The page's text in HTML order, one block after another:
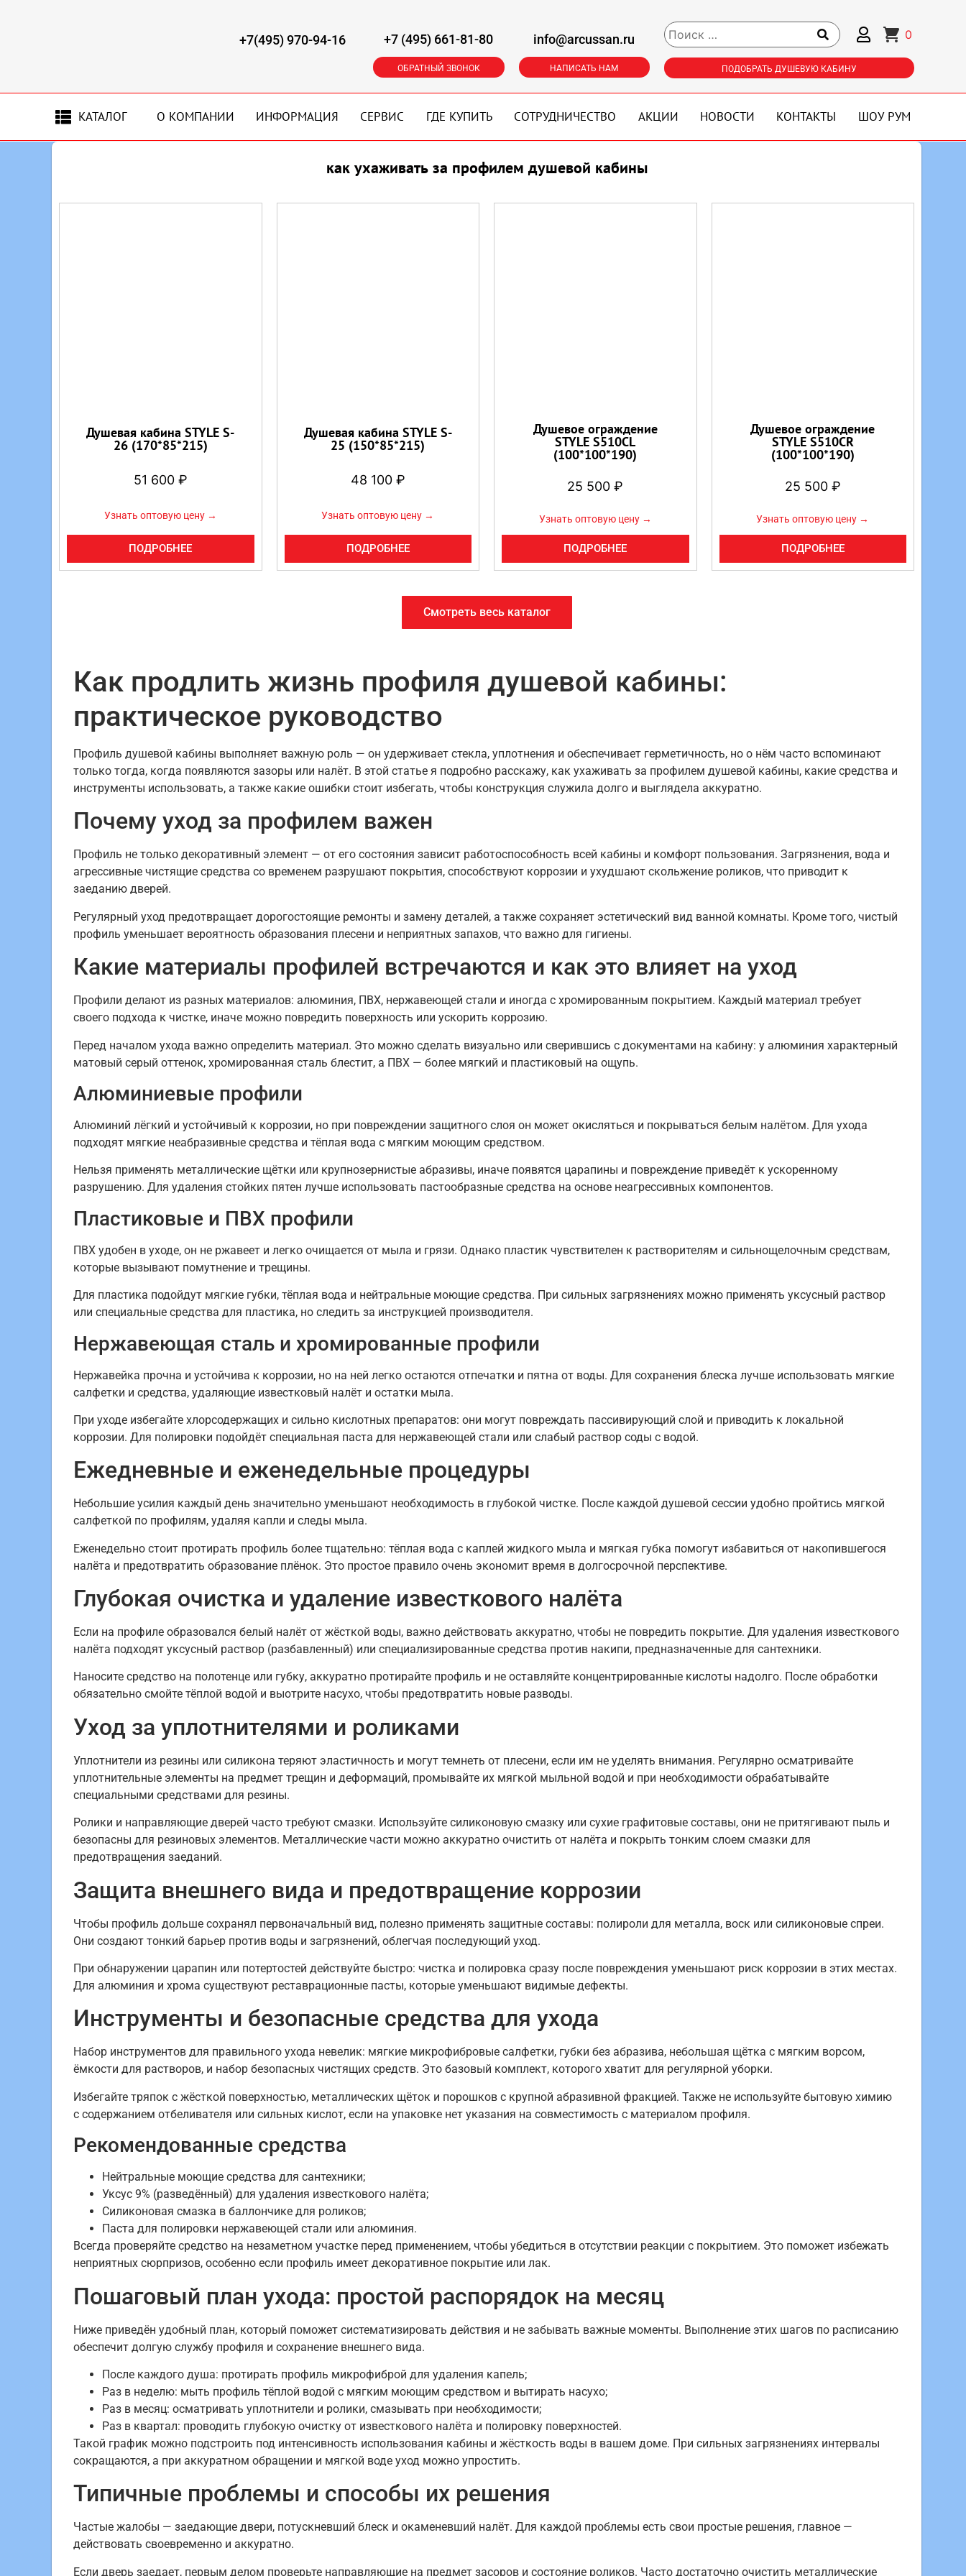
+7(495) 970-94-16 +7 (495) 661-81-80
ОБРАТНЫЙ ЗВОНОК
info@arcussan.ru
НАПИСАТЬ НАМ
0
ПОДОБРАТЬ ДУШЕВУЮ КАБИНУ
КАТАЛОГ О КОМПАНИИ ИНФОРМАЦИЯ СЕРВИС ГДЕ КУПИТЬ СОТРУДНИЧЕСТВО АКЦИИ НОВОСТИ КОНТАКТЫ ШОУ РУМ
как ухаживать за профилем душевой кабины
Душевая кабина STYLE S-
26 (170*85*215)
51 600 ₽
Узнать оптовую цену →
ПОДРОБНЕЕ
Душевая кабина STYLE S-
25 (150*85*215)
48 100 ₽
Узнать оптовую цену →
ПОДРОБНЕЕ
Душевое ограждение
STYLE S510CL
(100*100*190)
25 500₽
Узнать оптовую цену →
ПОДРОБНЕЕ
Душевое ограждение
STYLE S510CR
(100*100*190)
25 500 ₽
Узнать оптовую цену →
ПОДРОБНЕЕ
Смотреть весь каталог
Как продлить жизнь профиля душевой кабины:
практическое руководство
Профиль душевой кабины выполняет важную роль — он удерживает стекла, уплотнения и обеспечивает герметичность, но о нём часто вспоминают
только тогда, когда появляются зазоры или налёт. В этой статье я подробно расскажу, как ухаживать за профилем душевой кабины, какие средства и
инструменты использовать, а также какие ошибки стоит избегать, чтобы конструкция служила долго и выглядела аккуратно.
Почему уход за профилем важен
Профиль не только декоративный элемент — от его состояния зависит работоспособность всей кабины и комфорт пользования. Загрязнения, вода и
агрессивные чистящие средства со временем разрушают покрытия, способствуют коррозии и ухудшают скольжение роликов, что приводит к
заеданию дверей.
Регулярный уход предотвращает дорогостоящие ремонты и замену деталей, а также сохраняет эстетический вид ванной комнаты. Кроме того, чистый
профиль уменьшает вероятность образования плесени и неприятных запахов, что важно для гигиены.
Какие материалы профилей встречаются и как это влияет на уход
Профили делают из разных материалов: алюминия, ПВХ, нержавеющей стали и иногда с хромированным покрытием. Каждый материал требует
своего подхода к чистке, иначе можно повредить поверхность или ускорить коррозию.
Перед началом ухода важно определить материал. Это можно сделать визуально или сверившись с документами на кабину: у алюминия характерный
матовый серый оттенок, хромированная сталь блестит, а ПВХ — более мягкий и пластиковый на ощупь.
Алюминиевые профили
Алюминий лёгкий и устойчивый к коррозии, но при повреждении защитного слоя он может окисляться и покрываться белым налётом. Для ухода
подходят мягкие неабразивные средства и тёплая вода с мягким моющим средством.
Нельзя применять металлические щётки или крупнозернистые абразивы, иначе появятся царапины и повреждение приведёт к ускоренному
разрушению. Для удаления стойких пятен лучше использовать пастообразные средства на основе неагрессивных компонентов.
Пластиковые и ПВХ профили
ПВХ удобен в уходе, он не ржавеет и легко очищается от мыла и грязи. Однако пластик чувствителен к растворителям и сильнощелочным средствам,
которые вызывают помутнение и трещины.
Для пластика подойдут мягкие губки, тёплая вода и нейтральные моющие средства. При сильных загрязнениях можно применять уксусный раствор
или специальные средства для пластика, но следить за инструкцией производителя.
Нержавеющая сталь и хромированные профили
Нержавейка прочна и устойчива к коррозии, но на ней легко остаются отпечатки и пятна от воды. Для сохранения блеска лучше использовать мягкие
салфетки и средства, удаляющие известковый налёт и остатки мыла.
При уходе избегайте хлорсодержащих и сильно кислотных препаратов: они могут повреждать пассивирующий слой и приводить к локальной
коррозии. Для полировки подойдёт специальная паста для нержавеющей стали или слабый раствор соды с водой.
Ежедневные и еженедельные процедуры
Небольшие усилия каждый день значительно уменьшают необходимость в глубокой чистке. После каждой душевой сессии удобно пройтись мягкой
салфеткой по профилям, удаляя капли и следы мыла.
Еженедельно стоит протирать профиль более тщательно: тёплая вода с каплей жидкого мыла и мягкая губка помогут избавиться от накопившегося
налёта и предотвратить образование плёнок. Это простое правило очень экономит время в долгосрочной перспективе.
Глубокая очистка и удаление известкового налёта
Если на профиле образовался белый налёт от жёсткой воды, важно действовать аккуратно, чтобы не повредить покрытие. Для удаления известкового
налёта подходят уксусный раствор (разбавленный) или специализированные средства против накипи, предназначенные для сантехники.
Наносите средство на полотенце или губку, аккуратно протирайте профиль и не оставляйте концентрированные кислоты надолго. После обработки
обязательно смойте тёплой водой и выотрите насухо, чтобы предотвратить новые разводы.
Уход за уплотнителями и роликами
Уплотнители из резины или силикона теряют эластичность и могут темнеть от плесени, если им не уделять внимания. Регулярно осматривайте
уплотнительные элементы на предмет трещин и деформаций, промывайте их мягкой мыльной водой и при необходимости обрабатывайте
специальными средствами для резины.
Ролики и направляющие дверей часто требуют смазки. Используйте силиконовую смазку или сухие графитовые составы, они не притягивают пыль и
безопасны для резиновых элементов. Металлические части можно аккуратно очистить от налёта и покрыть тонким слоем смазки для
предотвращения заеданий.
Защита внешнего вида и предотвращение коррозии
Чтобы профиль дольше сохранял первоначальный вид, полезно применять защитные составы: полироли для металла, воск или силиконовые спреи.
Они создают тонкий барьер против воды и загрязнений, облегчая последующий уход.
При обнаружении царапин или потертостей действуйте быстро: чистка и полировка сразу после повреждения уменьшают риск коррозии в этих местах.
Для алюминия и хрома существуют реставрационные пасты, которые уменьшают видимые дефекты.
Инструменты и безопасные средства для ухода
Набор инструментов для правильного ухода невелик: мягкие микрофибровые салфетки, губки без абразива, небольшая щётка с мягким ворсом,
ёмкости для растворов, и набор безопасных чистящих средств. Это базовый комплект, которого хватит для регулярной уборки.
Избегайте тряпок с жёсткой поверхностью, металлических щёток и порошков с крупной абразивной фракцией. Также не используйте бытовую химию
с содержанием отбеливателя или сильных кислот, если на упаковке нет указания на совместимость с материалом профиля.
Рекомендованные средства
Нейтральные моющие средства для сантехники;
Уксус 9% (разведённый) для удаления известкового налёта;
Силиконовая смазка в баллончике для роликов;
Паста для полировки нержавеющей стали или алюминия.
Всегда проверяйте средство на незаметном участке перед применением, чтобы убедиться в отсутствии реакции с покрытием. Это поможет избежать
неприятных сюрпризов, особенно если профиль имеет декоративное покрытие или лак.
Пошаговый план ухода: простой распорядок на месяц
Ниже приведён удобный план, который поможет систематизировать действия и не забывать важные моменты. Выполнение этих шагов по расписанию
обеспечит долгую службу профиля и сохранение внешнего вида.
После каждого душа: протирать профиль микрофиброй для удаления капель;
Раз в неделю: мыть профиль тёплой водой с мягким моющим средством и вытирать насухо;
Раз в месяц: осматривать уплотнители и ролики, смазывать при необходимости;
Раз в квартал: проводить глубокую очистку от известкового налёта и полировку поверхностей.
Такой график можно подстроить под интенсивность использования кабины и жёсткость воды в вашем доме. При сильных загрязнениях интервалы
сокращаются, а при аккуратном обращении и мягкой воде уход можно упростить.
Типичные проблемы и способы их решения
Частые жалобы — заедающие двери, потускневший блеск и окаменевший налёт. Для каждой проблемы есть свои простые решения, главное —
действовать своевременно и аккуратно.
Если дверь заедает, первым делом проверьте направляющие на предмет засоров и состояние роликов. Часто достаточно очистить металлические